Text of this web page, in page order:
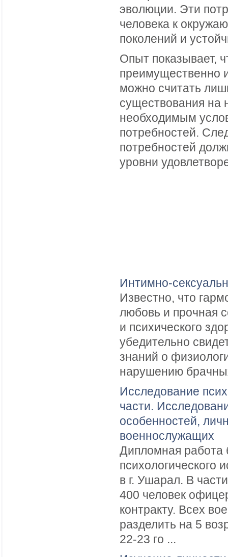
эволюции. Эти
человека к
поколений и
Опыт показывает,
преимущественно
можно считать
существования на
необходимым
потребностей.
потребностей
уровни
Интимно-
Известно, что
любовь и прочная
и психического
убедительно
знаний о
нарушению
Исследование
части.
особенностей,
военнослужащих
Дипломная работа
психологического
в г. Ушарал. В
400 человек
контракту. Всех
разделить на 5
22-23 го ...